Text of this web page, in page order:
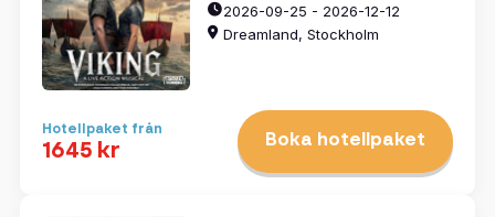
2026-09-25 - 2026-12-12
Dreamland, Stockholm
Hotellpaket från
1645 kr Boka hotellpaket